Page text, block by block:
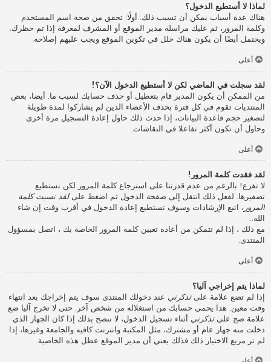
لماذا لا أستطيع الدخول؟
هناك عدة أسباب يمكن أن تسبب ذلك: أولًا: تحقق من صحة اسم المستخدم
وكلمة المرور، ثم عليك مراسلة مدير الموقع أو المشرف لمعرفة إذا تم حظرك.
ويحتمل أيضًا أن يكون هناك خلل في تكوين الموقع ويجب عليهم إصلاحه.
أعلى
لقد سجلت في الماضي لكن لا أستطيع الدخول الآن؟!
من الممكن أن يكون المدير قام بتعطيل أو حذف حسابك لسبب ما. أيضا، بعض
المنتديات تقوم في كل فترة بحذف الأعضاء الذين لم يشاركوا لمدة طويلة
لتصغير حجم قاعدة البيانات، إذا حدث ذلك حاول إعادة التسجيل مرة أخرى
وحاول أن تكون أكثر تفاعلا في النقاشات.
أعلى
لقد فقدت كلمة المرور!
لا تفزع! بالرغم من عدم قدرتنا على استرجاع كلمة المرور لكن نستطيع
تصفيرها. لفعل ذلك انتقل إلى صفحة الدخول ثم اضغط علىلقد نسيت كلمة
المرور ، اتبع الإرشادات وسوف تستطيع إعادة الدخول في أقرب وقت إن شاء
الله..
مع ذلك ، إذا لم تتمكن من أعاده تعيين كلمه المرور الخاصة بك ، اتصل بمسؤول
المنتدى.
أعلى
لماذا يتم إخراجي آليا؟
إذا لم تضع علامة علىتذكرني عند دخولك المنتدى سوف يتم إخراجك بعد انتهاء
وقت معين. هذا يحمي حسابك من استغلاله من شخص آخر. حتى لا تخرج آليا ضع
علامة صح علىتذكرني أثناء تسجيل الدخول، لا ننصح بذلك إذا كان الجهاز الذي
دخلت منه جهاز عام أو مشترك، مثل المكتبة وانترنت كافيه والجامعة وغيرها، إذا
لم تر مربع الاختيار ذلك فذلك يعني أن مدير الموقع عطل هذه الخاصية.